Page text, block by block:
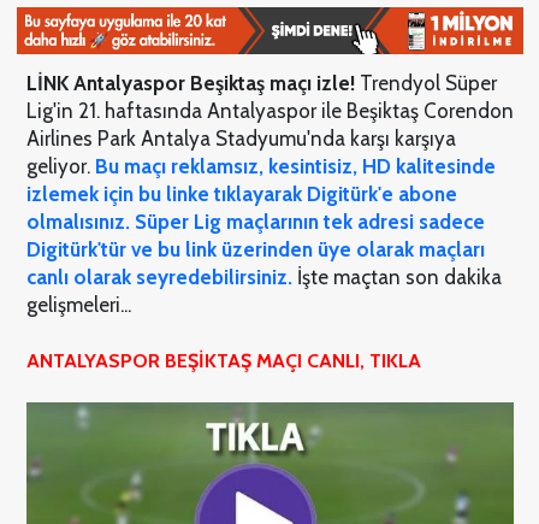
LİNK Antalyaspor Beşiktaş maçıizle! Trendyol Süper
Lig'in 21. haftasında Antalyaspor ile Beşiktaş Corendon
Airlines Park Antalya Stadyumu'nda karşı karşıya
geliyor. Bu maçı reklamsız, kesintisiz, HD kalitesinde
izlemek için bu linke tıklayarak Digitürk'e abone
olmalısınız. Süper Lig maçlarının tek adresi sadece
Digitürk'tür ve bu link üzerinden üye olarak maçları
canlı olarak seyredebilirsiniz.İşte maçtan son dakika
gelişmeleri...
ANTALYASPOR BEŞİKTAŞ MAÇI CANLI, TIKLA